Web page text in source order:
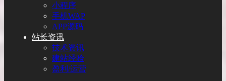
小程序
手机WAP
APP源码
站长资讯
技术资讯
建站经验
盈利/运营